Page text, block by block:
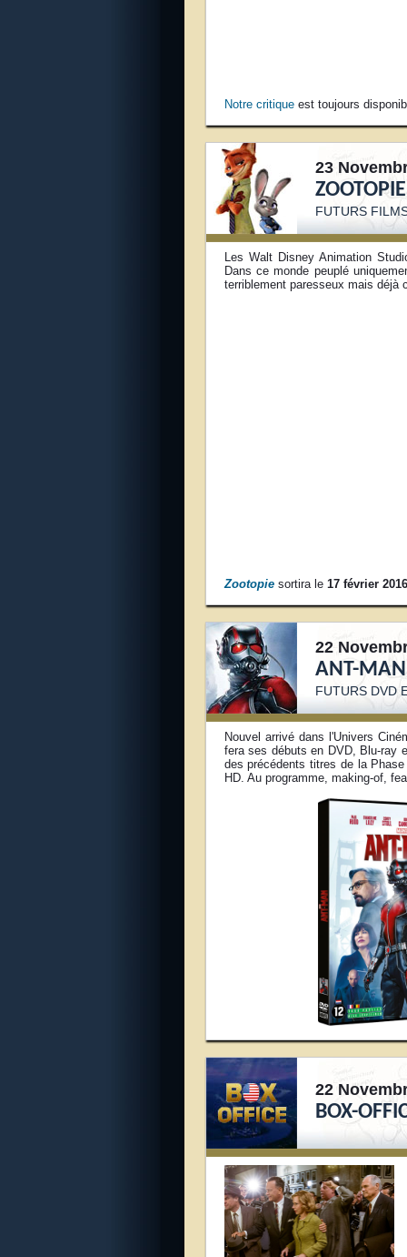
Notre critiqueest toujours
23
FUTURS
Les Walt Disney Animation
Dans ce monde peuplé
terriblement paresseux mais déjà
Zootopiesortira le 17 février 2016
22
ANT-
FUTURS DVD
Nouvel arrivé dans l'Univers
fera ses débuts en DVD, Blu-ray
des précédents titres de la
HD. Au programme, making-of,
22
BOX-